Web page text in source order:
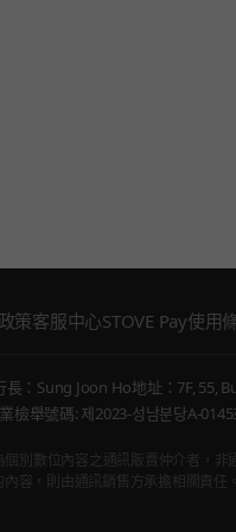
策客服中心STOVE Pay使用
長：Sung Joon Ho地址：7F, 55,
檢舉號碼: 제2023-성남분당A-0145
別數位內容之通訊販賣仲介者，
容，則由通訊銷售方承擔相關責任。